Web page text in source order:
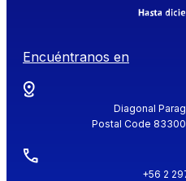
Encuéntranos en
Diagonal
Postal Code
+56 2